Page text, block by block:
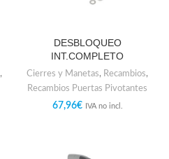
,
DESBLOQUEO
INT.COMPLETO
Cierres y Manetas, Recambios,
Recambios Puertas Pivotantes
67,96€ IVA no incl.